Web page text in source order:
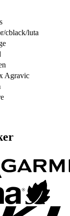
cblack/luta
Agravic